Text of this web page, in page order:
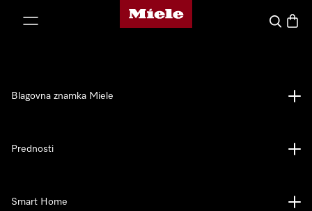
Domača stran Miele
Iskanje
Blagovna znamka Miele
Prednosti
Smart Home